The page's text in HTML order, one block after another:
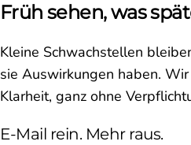
Früh sehen, was
Kleine Schwachstellen
sie Auswirkungen haben.
Klarheit, ganz ohne
E-Mail rein. Mehr raus.